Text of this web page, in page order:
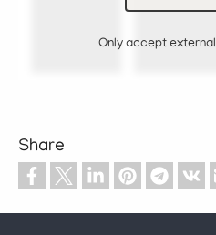
Only accept
Share